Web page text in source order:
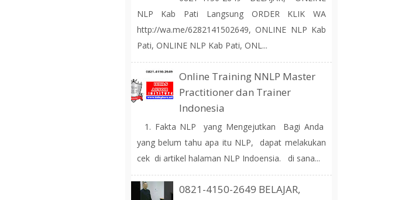
NLP Kab Pati Langsung ORDER KLIK WA
http://wa.me/6282141502649, ONLINE NLP Kab
Pati, ONLINE NLP Kab Pati, ONL...
Online Training NNLP Master
Practitioner dan Trainer
Indonesia
1. Fakta NLP yang Mengejutkan Bagi Anda
yang belum tahu apa itu NLP, dapat melakukan
cek di artikel halaman NLP Indoensia. di sana...
0821-4150-2649 BELAJAR,